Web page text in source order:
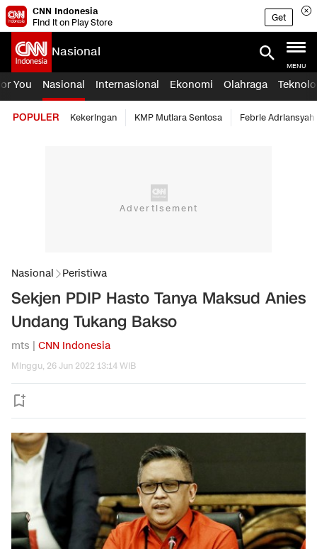
CNN Indonesia
Find it on Play Store
Get
Nasional
MENU
You Nasional Internasional Ekonomi Olahraga
POPULER Kekeringan KMP Mutiara Sentosa Febrie Adriansyah
Nasional Peristiwa
Sekjen PDIP Hasto Tanya Maksud Anies
Undang Tukang Bakso
mts | CNN Indonesia
Minggu, 26 Jun 2022 13:14 WIB